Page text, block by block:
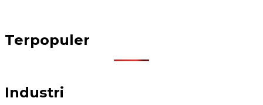
Terpopuler
Industri